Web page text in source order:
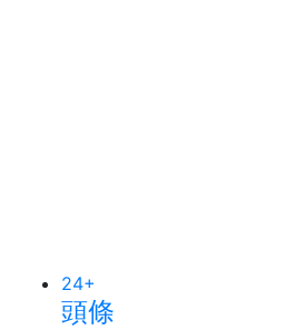
24+
頭條